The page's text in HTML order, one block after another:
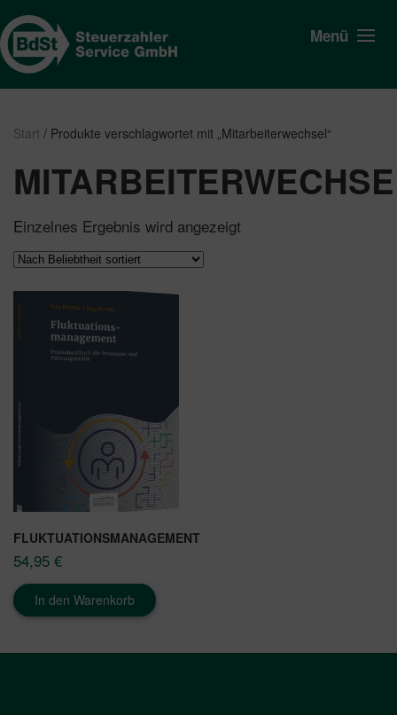
Menü
Start / Produkte verschlagwortet mit „Mitarbeiterwechsel“
Einzelnes Ergebnis wird angezeigt
FLUKTUATIONSMANAGEMENT
54,95 €
In den Warenkorb